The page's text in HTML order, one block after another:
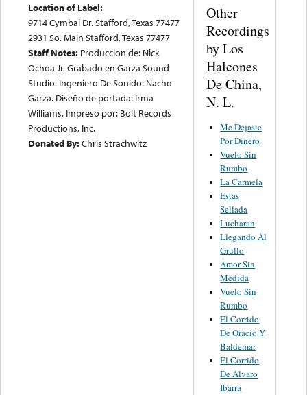
Location of Label:
9714 Cymbal Dr. Stafford, Texas 77477
2931 So. Main Stafford, Texas 77477
Staff Notes: Produccion de: Nick
Ochoa Jr. Grabado en Garza Sound
Studio. Ingeniero De Sonido: Nacho
Garza. Diseño de portada: Irma
Williams. Impreso por: Bolt Records
Productions, Inc.
Donated By:Chris Strachwitz
Other
Recordings
by Los
Halcones
De China,
N. L.
Me Dejaste
Por Dinero
Vuelo Sin
Rumbo
La Carmela
Estas
Sellada
Lucharan
Llegando Al
Grullo
Amor Sin
Medida
Vuelo Sin
Rumbo
El Corrido
De Oracio Y
Baldemar
El Corrido
De Alvaro
Ibarra